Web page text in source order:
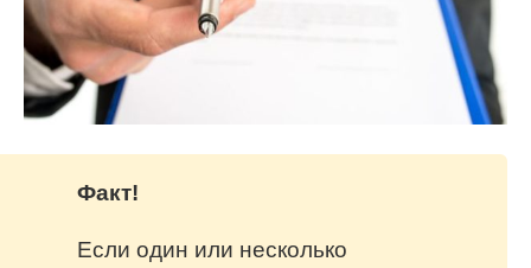
Факт!
Если один или несколько